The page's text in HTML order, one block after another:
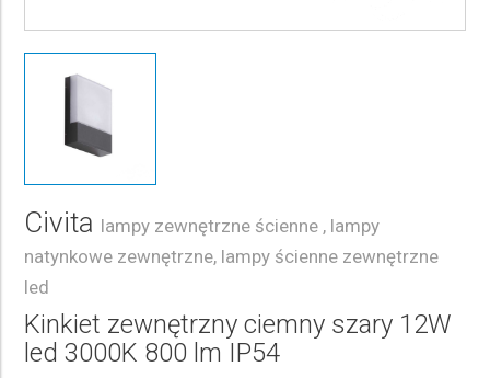
Civita lampy zewnętrzne ścienne , lampy
natynkowe zewnętrzne, lampy ścienne zewnętrzne
led
Kinkiet zewnętrzny ciemny szary 12W
led 3000K 800 lm IP54